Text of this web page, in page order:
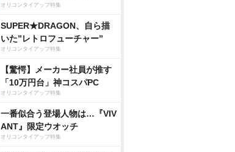
オリコンタイアップ特集
SUPER★DRAGON、自ら描
いた”レトロフューチャー”
オリコンタイアップ特集
【驚愕】メーカー社員が推す
「10万円台」神コスパPC
オリコンタイアップ特集
一番似合う登場人物は…『VIV
ANT』限定ウオッチ
オリコンタイアップ特集